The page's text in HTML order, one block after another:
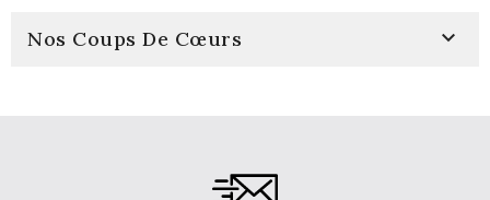
Nos Coups De Cœurs 